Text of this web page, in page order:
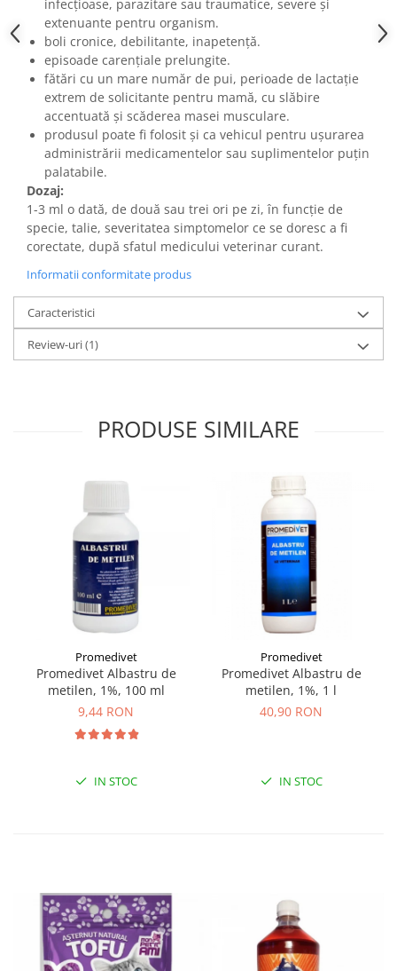
infecţioase, parazitare sau traumatice, severe şi
extenuante pentru organism.
boli cronice, debilitante, inapetenţă.
episoade carenţiale prelungite.
fătări cu un mare număr de pui, perioade de lactaţie
extrem de solicitante pentru mamă, cu slăbire
accentuată şi scăderea masei musculare.
produsul poate fi folosit şi ca vehicul pentru uşurarea
administrării medicamentelor sau suplimentelor puţin
palatabile.
Dozaj:
1-3 ml o dată, de două sau trei ori pe zi, în funcţie de
specie, talie, severitatea simptomelor ce se doresc a fi
corectate, după sfatul medicului veterinar curant.
Informatii conformitate produs
Caracteristici
Review-uri(1)
PRODUSE SIMILARE
Promedivet
Promedivet Albastru de
metilen, 1%, 100 ml
9,44 RON
IN STOC
Promedivet
Promedivet Albastru de
metilen, 1%, 1 l
40,90 RON
IN STOC